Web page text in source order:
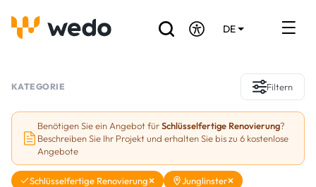
DE
Referenzen
Förderungen & Zuschüsse
KATEGORIE Filtern
Benötigen Sie ein Angebot fürSchlüsselfertige Renovierung?
Beschreiben Sie Ihr Projekt und erhalten Sie bis zu 6 kostenlose
Angebote
Schlüsselfertige Renovierung
Junglinster